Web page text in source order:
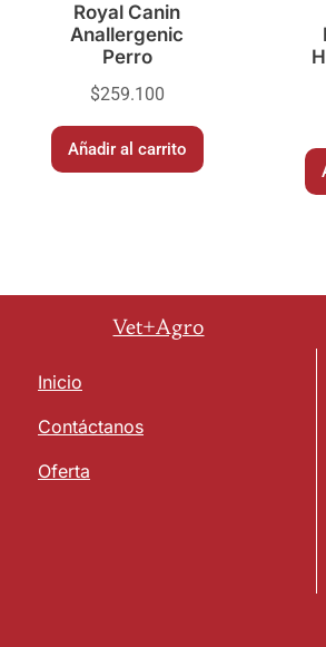
Royal Canin
Anallergenic
Perro
$259.100
Añadir al carrito
Vet+Agro
Inicio
Contáctanos
Oferta